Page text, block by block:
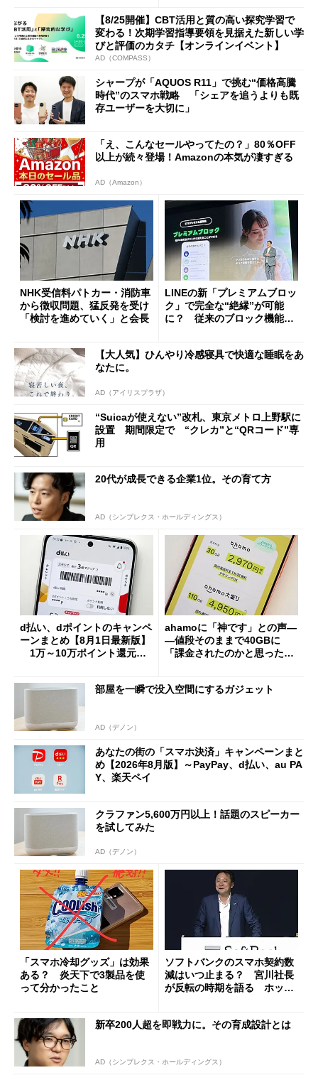
【8/25開催】CBT活用と質の高い探究学習で
変わる！次期学習指導要領を見据えた新しい学
びと評価のカタチ【オンラインイベント】
AD（COMPASS）
シャープが「AQUOS R11」で挑む“価格高騰
時代”のスマホ戦略 「シェアを追うよりも既
存ユーザーを大切に」
「え、こんなセールやってたの？」80％OFF
以上が続々登場！Amazonの本気が凄すぎる
AD（Amazon）
NHK受信料パトカー・消防車
から徴収問題、猛反発を受け
「検討を進めていく」と会長
LINEの新「プレミアムブロッ
ク」で完全な“絶縁”が可能
に？ 従来のブロック機能と
【大人気】ひんやり冷感寝具で快適な睡眠をあ
なたに。
AD（アイリスプラザ）
“Suicaが使えない”改札、東京メトロ上野駅に
設置 期間限定で “クレカ”と“QRコード”専
用
20代が成長できる企業1位。その育て方
AD（シンプレクス・ホールディングス）
d払い、dポイントのキャンペ
ーンまとめ【8月1日最新版】
1万～10万ポイント還元の
ahamoに「神です」との声―
―値段そのままで40GBに
「課金されたのかと思った」
部屋を一瞬で没入空間にするガジェット
AD（デノン）
あなたの街の「スマホ決済」キャンペーンまと
め【2026年8月版】～PayPay、d払い、au PA
Y、楽天ペイ
クラファン5,600万円以上！話題のスピーカー
を試してみた
AD（デノン）
「スマホ冷却グッズ」は効果
ある？ 炎天下で3製品を使
って分かったこと
ソフトバンクのスマホ契約数
減はいつ止まる？ 宮川社長
が反転の時期を語る ホッピ
新卒200人超を即戦力に。その育成設計とは
AD（シンプレクス・ホールディングス）